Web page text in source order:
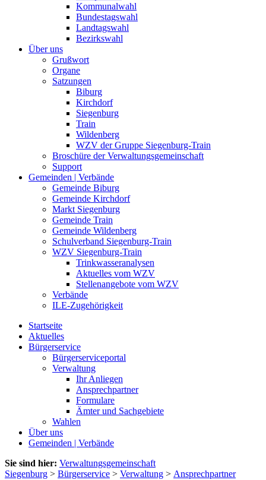
Kommunalwahl
Bundestagswahl
Landtagswahl
Bezirkswahl
Über uns
Grußwort
Organe
Satzungen
Biburg
Kirchdorf
Siegenburg
Train
Wildenberg
WZV der Gruppe Siegenburg-Train
Broschüre der Verwaltungsgemeinschaft
Support
Gemeinden | Verbände
Gemeinde Biburg
Gemeinde Kirchdorf
Markt Siegenburg
Gemeinde Train
Gemeinde Wildenberg
Schulverband Siegenburg-Train
WZV Siegenburg-Train
Trinkwasseranalysen
Aktuelles vom WZV
Stellenangebote vom WZV
Verbände
ILE-Zugehörigkeit
Startseite
Aktuelles
Bürgerservice
Bürgerserviceportal
Verwaltung
Ihr Anliegen
Ansprechpartner
Formulare
Ämter und Sachgebiete
Wahlen
Über uns
Gemeinden | Verbände
Sie sind hier: Verwaltungsgemeinschaft
Siegenburg > Bürgerservice > Verwaltung > Ansprechpartner